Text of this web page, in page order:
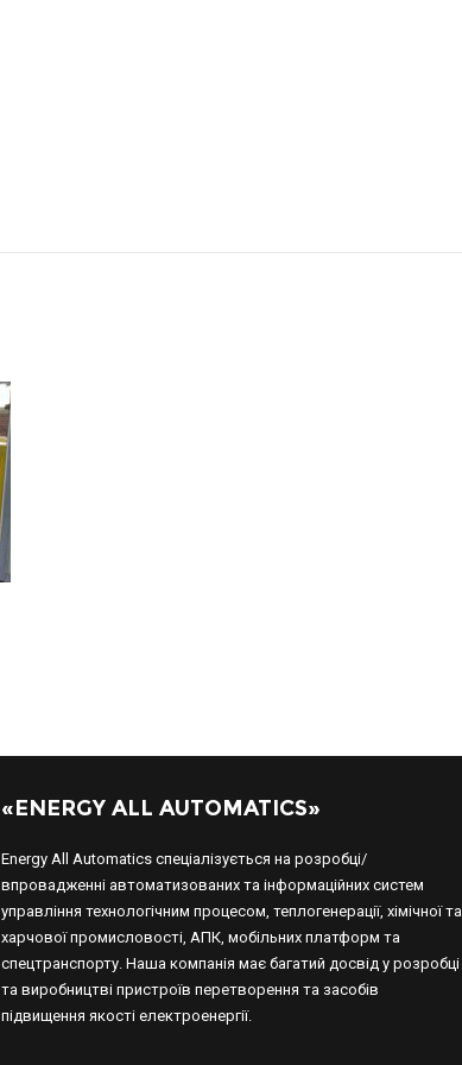
«ENERGY ALL AUTOMATICS»
Energy All Automatics спеціалізується на розробці/
впровадженні автоматизованих та інформаційних систем
управління технологічним процесом, теплогенерації, хімічної та
харчової промисловості, АПК, мобільних платформ та
спецтранспорту. Наша компанія має багатий досвід у розробці
та виробництві пристроїв перетворення та засобів
підвищення якості електроенергії.